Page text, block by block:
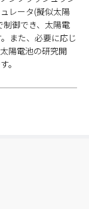
レータ(擬似太陽
制御でき、太陽電
また、必要に応じ
陽電池の研究開
。